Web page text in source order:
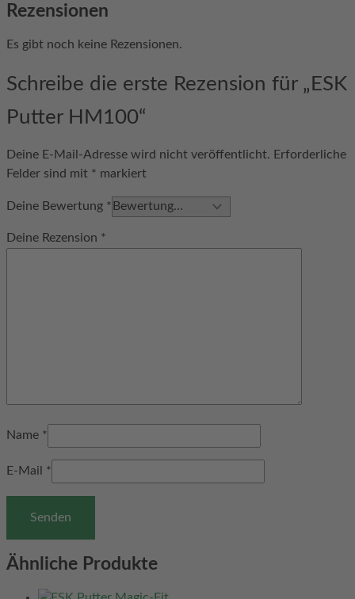
Rezensionen
Es gibt noch keine Rezensionen.
Schreibe die erste Rezension für „ESK
Putter HM100“
Deine E-Mail-Adresse wird nicht veröffentlicht. Erforderliche
Felder sind mit * markiert
Deine Bewertung *
Deine Rezension *
Name *
E-Mail *
Ähnliche Produkte